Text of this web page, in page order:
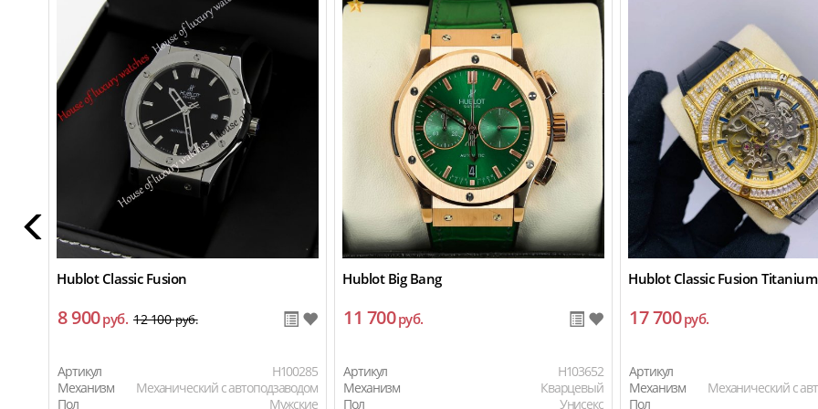
Hublot Classic Fusion
8 900руб. 12 100руб.
Артикул
H100285
Механизм
Механический с автоподзаводом
Пол
Мужские
Hublot Big Bang
11 700руб.
Артикул
H103652
Механизм
Кварцевый
Пол
Унисекс
Hublot Classic Fusion
17 700руб.
Артикул
Механизм
Механический с
Пол